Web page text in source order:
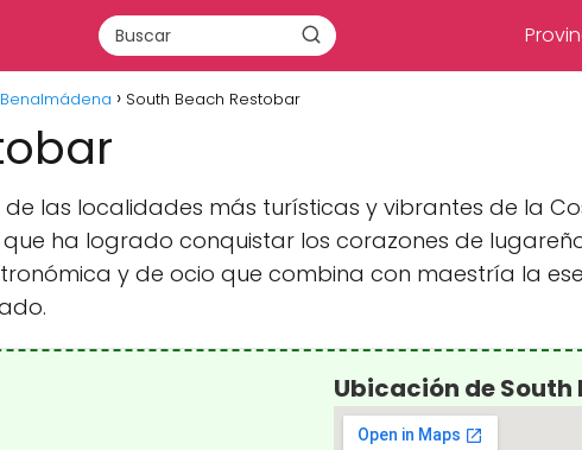
South Beach Restobar
las localidades más turísticas y vibrantes de la
ha logrado conquistar los corazones de
y de ocio que combina con maestría la
Ubicación de South